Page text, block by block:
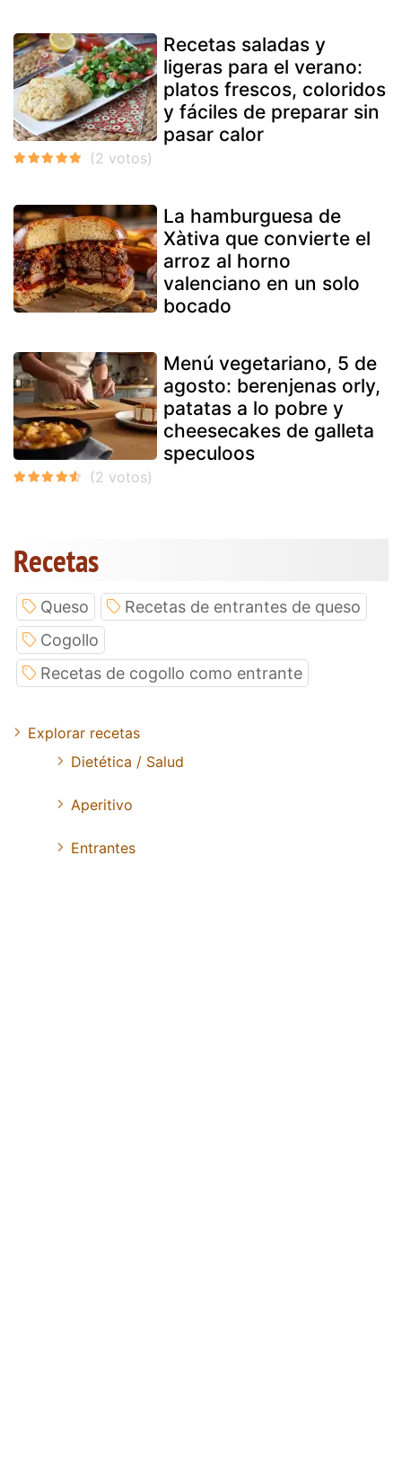
Recetas saladas y
ligeras para el verano:
platos frescos, coloridos
y fáciles de preparar sin
pasar calor
La hamburguesa de
Xàtiva que convierte el
arroz al horno
valenciano en un solo
bocado
Menú vegetariano, 5 de
agosto: berenjenas orly,
patatas a lo pobre y
cheesecakes de galleta
speculoos
Recetas
Queso
Recetas de entrantes de queso
Cogollo
Recetas de cogollo como entrante
Explorar recetas
Dietética / Salud
Aperitivo
Entrantes